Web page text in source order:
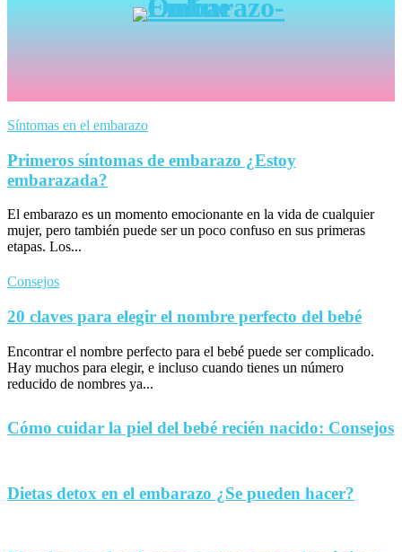
Síntomas en el embarazo
Primeros síntomas de embarazo ¿Estoy
embarazada?
El embarazo es un momento emocionante en la vida de cualquier
mujer, pero también puede ser un poco confuso en sus primeras
etapas. Los...
Consejos
20 claves para elegir el nombre perfecto del bebé
Encontrar el nombre perfecto para el bebé puede ser complicado.
Hay muchos para elegir, e incluso cuando tienes un número
reducido de nombres ya...
Cómo cuidar la piel del bebé recién nacido: Consejos
Dietas detox en el embarazo ¿Se pueden hacer?